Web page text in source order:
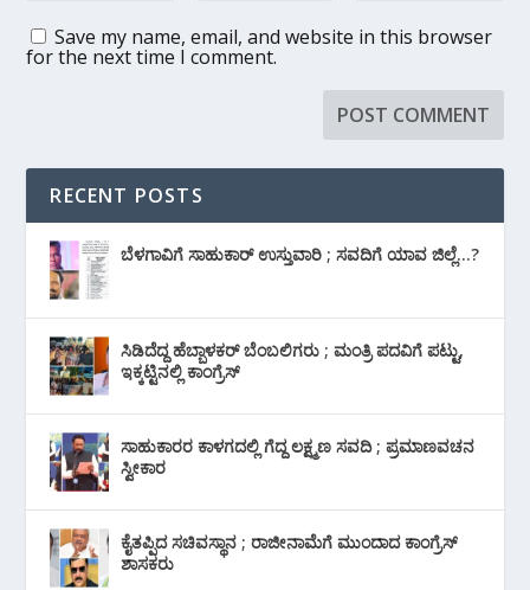
Save my name, email, and website in this browser
for the next time I comment.
RECENT POSTS
ಬೆಳಗಾವಿಗೆ ಸಾಹುಕಾರ್ ಉಸ್ತುವಾರಿ ; ಸವದಿಗೆ ಯಾವ ಜಿಲ್ಲೆ…?
ಸಿಡಿದೆದ್ದ ಹೆಬ್ಬಾಳಕರ್ ಬೆಂಬಲಿಗರು ; ಮಂತ್ರಿ ಪದವಿಗೆ ‌ಪಟ್ಟು,
ಇಕ್ಕಟ್ಟಿನಲ್ಲಿ ಕಾಂಗ್ರೆಸ್
ಸಾಹುಕಾರರ ಕಾಳಗದಲ್ಲಿ ಗೆದ್ದ ಲಕ್ಷ್ಮಣ ಸವದಿ ; ಪ್ರಮಾಣವಚನ
ಸ್ವೀಕಾರ
ಕೈತಪ್ಪಿದ ಸಚಿವಸ್ಥಾನ ; ರಾಜೀನಾಮೆಗೆ ಮುಂದಾದ ಕಾಂಗ್ರೆಸ್
‌ಶಾಸಕರು